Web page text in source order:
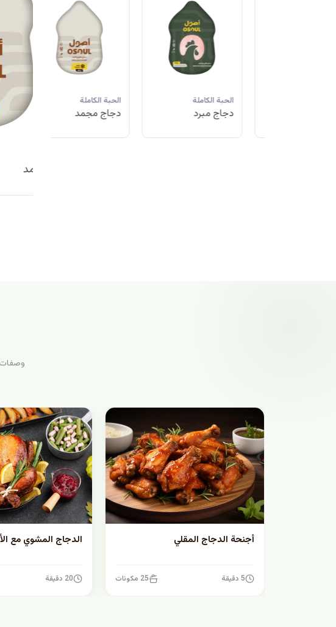
الحبة الكاملة
دجاج مبرد
الحبة الكاملة
دجاج مجمد
الحبة
دجاج
دجاج
الحبة الكاملة
دجاج مجمد
أجنحة الدجاج المقلي
5 دقيقة 25 مكونات
الدجاج المشوي مع
20 دقيقة